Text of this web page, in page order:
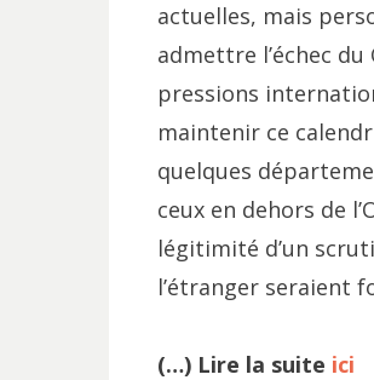
actuelles, mais
admettre l’échec du
pressions
maintenir ce
quelques
ceux en dehors de
légitimité d’un
l’étranger seraient
(…) Lire la suite ici